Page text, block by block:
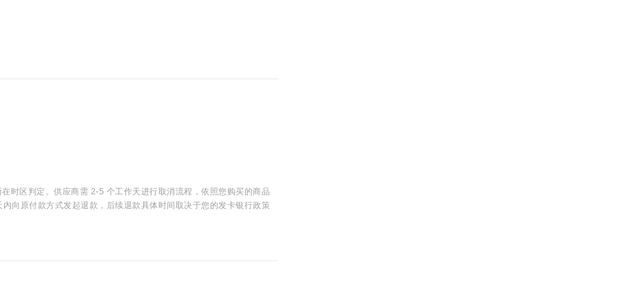
时区判定。供应商需 2-5 个工作天进行取消流程，依照您购买的商品
向原付款方式发起退款，后续退款具体时间取决于您的发卡银行政策